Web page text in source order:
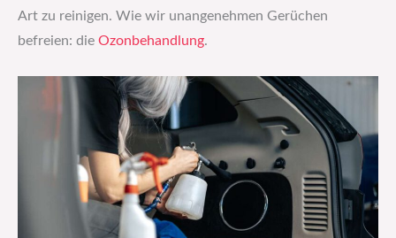
Art zu reinigen. Wie wir unangenehmen Gerüchen
befreien: die Ozonbehandlung.